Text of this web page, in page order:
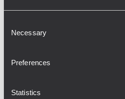
Selection
Necessary
Preferences
Statistics
reduzierte gleichzeitig
Main-PA wurden die
mit einem Cluster aus 8
aufgebaut, die mit